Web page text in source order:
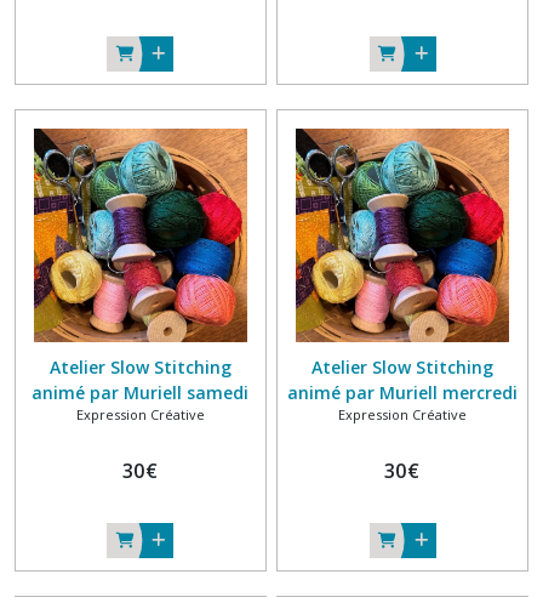
Atelier Slow Stitching
animé par Muriell samedi
20 juin 2026 10h-12h
Expression Créative
30€
Atelier Slow Stitching
animé par Muriell mercredi
17 juin 2026 14h30-16h30
Expression Créative
30€